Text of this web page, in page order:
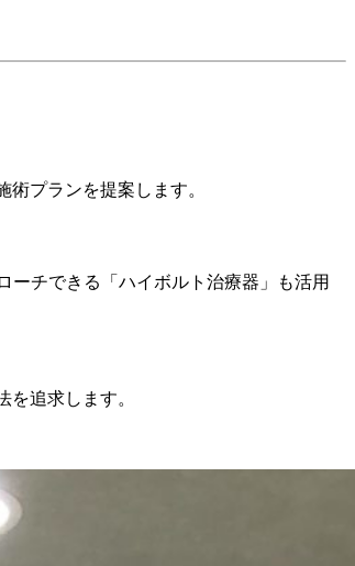
プランを提案します。
ーチできる「ハイボルト治療器」も活用
追求します。